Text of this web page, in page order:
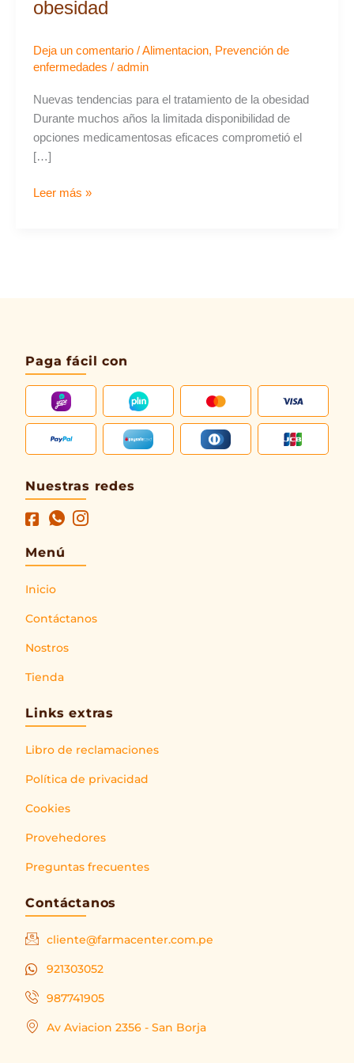
obesidad
Deja un comentario /Alimentacion, Prevención de
enfermedades / admin
Nuevas tendencias para el tratamiento de la obesidad
Durante muchos años la limitada disponibilidad de
opciones medicamentosas eficaces comprometió el
[…]
Leer más »
Paga fácil con
Nuestras redes
Menú
Inicio
Contáctanos
Nostros
Tienda
Links extras
Libro de reclamaciones
Política de privacidad
Cookies
Provehedores
Preguntas frecuentes
Contáctanos
cliente@farmacenter.com.pe
921303052
987741905
Av Aviacion 2356 - San Borja